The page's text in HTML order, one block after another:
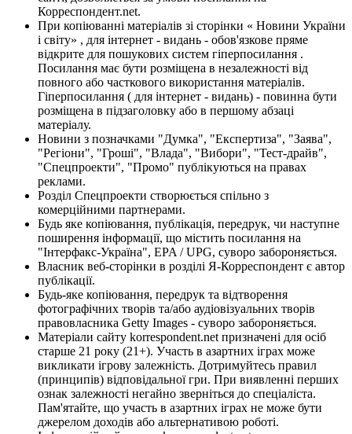
Корреспондент.net.
При копіюванні матеріалів зі сторінки « Новини України
і світу» , для інтернет - видань - обов'язкове пряме
відкрите для пошукових систем гіперпосилання .
Посилання має бути розміщена в незалежності від
повного або часткового використання матеріалів.
Гіперпосилання ( для інтернет - видань) - повинна бути
розміщена в підзаголовку або в першому абзаці
матеріалу.
Новини з позначками "Думка", "Експертиза", "Заява",
"Регіони", "Гроші", "Влада", "Вибори", "Тест-драйв",
"Спецпроекти", "Промо" публікуються на правах
реклами.
Розділ Спецпроекти створюється спільно з
комерційними партнерами.
Будь яке копіювання, публікація, передрук, чи наступне
поширення інформації, що містить посилання на
"Інтерфакс-Україна", EPA / UPG, суворо забороняється.
Власник веб-сторінки в розділі Я-Корреспондент є автор
публікації.
Будь-яке копіювання, передрук та відтворення
фотографічних творів та/або аудіовізуальних творів
правовласника Getty Images - суворо забороняється.
Матеріали сайту korrespondent.net призначені для осіб
старше 21 року (21+). Участь в азартних іграх може
викликати ігрову залежність. Дотримуйтесь правил
(принципів) відповідальної гри. При виявленні перших
ознак залежності негайно зверніться до спеціаліста.
Пам'ятайте, що участь в азартних іграх не може бути
джерелом доходів або альтернативою роботі.